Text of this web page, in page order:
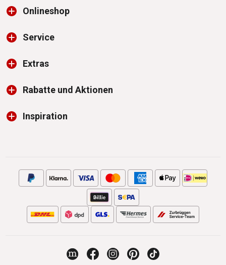
Onlineshop
Service
Extras
Rabatte und Aktionen
Inspiration